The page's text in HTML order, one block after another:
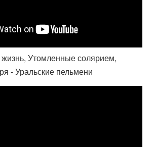
Утомленные солярием,
- Уральские пельмени